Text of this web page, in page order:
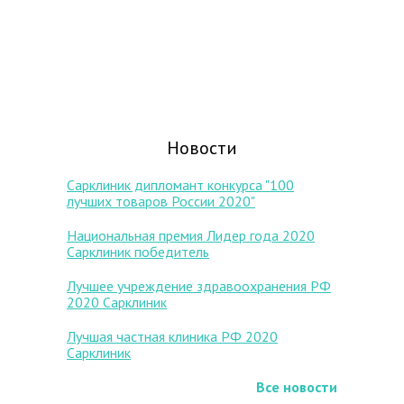
Новости
Сарклиник дипломант конкурса "100
лучших товаров России 2020"
Национальная премия Лидер года 2020
Сарклиник победитель
Лучшее учреждение здравоохранения РФ
2020 Сарклиник
Лучшая частная клиника РФ 2020
Сарклиник
Все новости